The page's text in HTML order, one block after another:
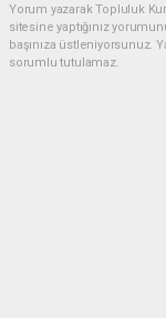
Yorum yazarak Topluluk
sitesine yaptığınız
başınıza üstleniyorsunuz.
sorumlu tutulamaz.